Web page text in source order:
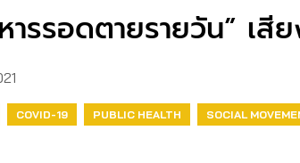
ารรอดตายรายวัน” เ
COVID-19 PUBLIC HEALTH SOCIAL